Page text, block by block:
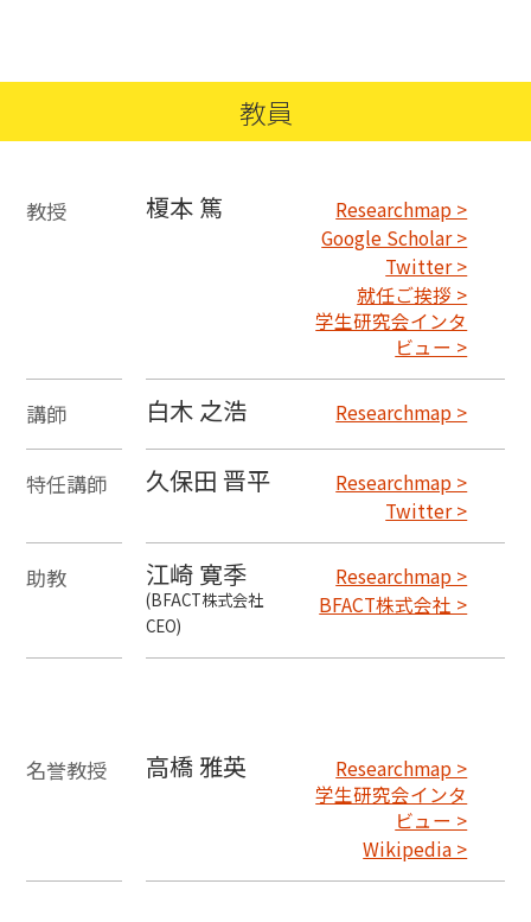
教員
教授 榎本 篤
Researchmap >
Google Scholar >
Twitter >
就任ご挨拶 >
学生研究会インタ
ビュー >
講師 白木 之浩 Researchmap >
特任講師 久保田 晋平
Researchmap >
Twitter >
助教 江崎 寛季
(BFACT株式会社
CEO)
Researchmap >
BFACT株式会社 >
名誉教授 高橋 雅英
Researchmap >
学生研究会インタ
ビュー >
Wikipedia >